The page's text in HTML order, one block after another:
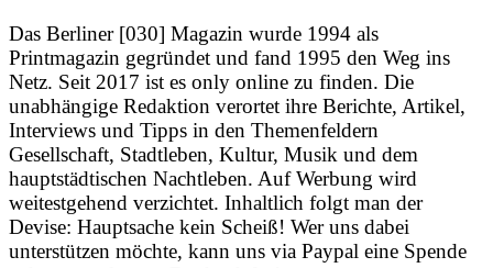
Das Berliner [030] Magazin wurde 1994 als
Printmagazin gegründet und fand 1995 den Weg ins
Netz. Seit 2017 ist es only online zu finden. Die
unabhängige Redaktion verortet ihre Berichte, Artikel,
Interviews und Tipps in den Themenfeldern
Gesellschaft, Stadtleben, Kultur, Musik und dem
hauptstädtischen Nachtleben. Auf Werbung wird
weitestgehend verzichtet. Inhaltlich folgt man der
Devise: Hauptsache kein Scheiß! Wer uns dabei
unterstützen möchte, kann uns via Paypal eine Spende